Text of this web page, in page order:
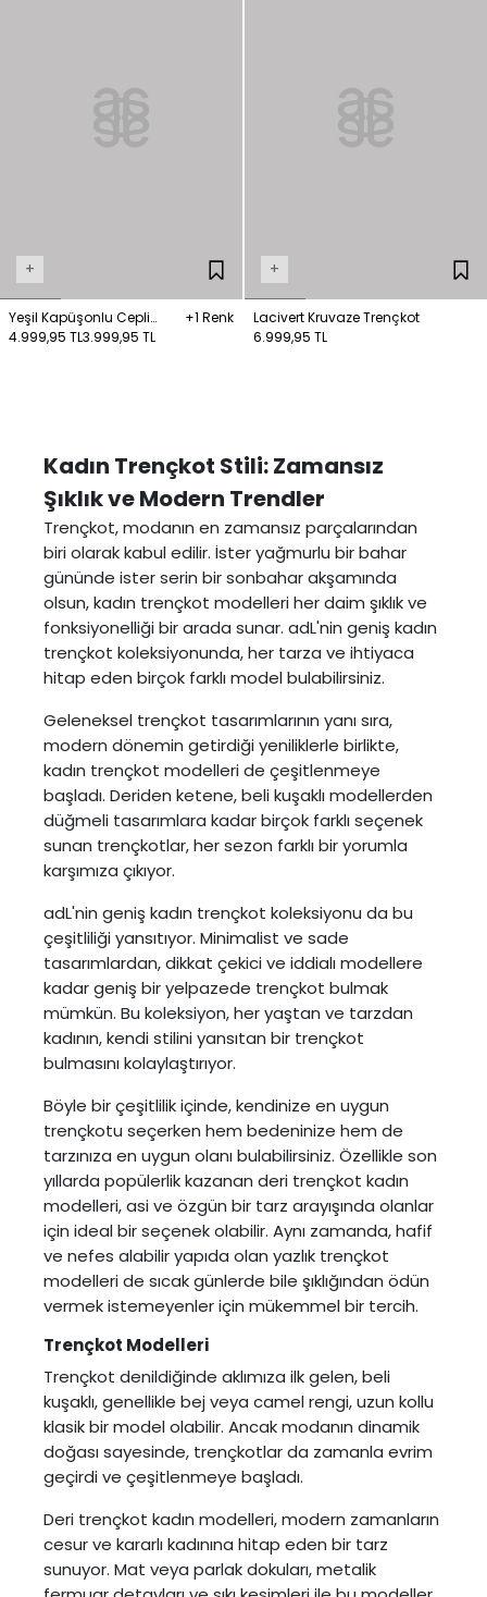
+
Yeşil Kapüşonlu Cepli
Trençkot
+1 Renk
4.999,95 TL3.999,95 TL
+
Lacivert Kruvaze Trençkot
6.999,95 TL
Kadın Trençkot Stili: Zamansız
Şıklık ve Modern Trendler
Trençkot, modanın en zamansız parçalarından
biri olarak kabul edilir. İster yağmurlu bir bahar
gününde ister serin bir sonbahar akşamında
olsun, kadın trençkot modelleri her daim şıklık ve
fonksiyonelliği bir arada sunar. adL'nin geniş kadın
trençkot koleksiyonunda, her tarza ve ihtiyaca
hitap eden birçok farklı model bulabilirsiniz.
Geleneksel trençkot tasarımlarının yanı sıra,
modern dönemin getirdiği yeniliklerle birlikte,
kadın trençkot modelleri de çeşitlenmeye
başladı. Deriden ketene, beli kuşaklı modellerden
düğmeli tasarımlara kadar birçok farklı seçenek
sunan trençkotlar, her sezon farklı bir yorumla
karşımıza çıkıyor.
adL'nin geniş kadın trençkot koleksiyonu da bu
çeşitliliği yansıtıyor. Minimalist ve sade
tasarımlardan, dikkat çekici ve iddialı modellere
kadar geniş bir yelpazede trençkot bulmak
mümkün. Bu koleksiyon, her yaştan ve tarzdan
kadının, kendi stilini yansıtan bir trençkot
bulmasını kolaylaştırıyor.
Böyle bir çeşitlilik içinde, kendinize en uygun
trençkotu seçerken hem bedeninize hem de
tarzınıza en uygun olanı bulabilirsiniz. Özellikle son
yıllarda popülerlik kazanan deri trençkot kadın
modelleri, asi ve özgün bir tarz arayışında olanlar
için ideal bir seçenek olabilir. Aynı zamanda, hafif
ve nefes alabilir yapıda olan yazlık trençkot
modelleri de sıcak günlerde bile şıklığından ödün
vermek istemeyenler için mükemmel bir tercih.
Trençkot Modelleri
Trençkot denildiğinde aklımıza ilk gelen, beli
kuşaklı, genellikle bej veya camel rengi, uzun kollu
klasik bir model olabilir. Ancak modanın dinamik
doğası sayesinde, trençkotlar da zamanla evrim
geçirdi ve çeşitlenmeye başladı.
Deri trençkot kadın modelleri, modern zamanların
cesur ve kararlı kadınına hitap eden bir tarz
sunuyor. Mat veya parlak dokuları, metalik